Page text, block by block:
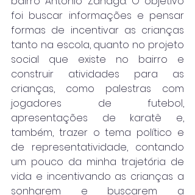
foi buscar informações e pensar
formas de incentivar as crianças
tanto na escola, quanto no projeto
social que existe no bairro e
construir atividades para as
crianças, como palestras com
jogadores de futebol,
apresentações de karatê e,
também, trazer o tema político e
de representatividade, contando
um pouco da minha trajetória de
vida e incentivando as crianças a
sonharem e buscarem a